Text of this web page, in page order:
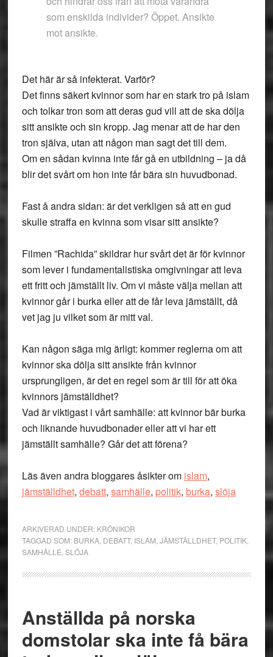
som enskilda individer? Öppet. Ansikte
mot ansikte.
Det här är så infekterat. Varför?
Det finns säkert kvinnor som har en stark tro på islam
och tolkar tron som att deras gud vill att de ska dölja
sitt ansikte och sin kropp. Jag menar att de har den
tron själva, utan att någon man sagt det till dem.
Om en sådan kvinna inte får gå en utbildning – ja då
blir det svårt om hon inte får bära sin huvudbonad.
Fast å andra sidan: är det verkligen så att en gud
skulle straffa en kvinna som visar sitt ansikte?
Filmen ”Rachida” skildrar hur svårt det är för kvinnor
som lever i fundamentalistiska omgivningar att leva
ett fritt och jämställt liv. Om vi måste välja mellan att
kvinnor går i burka eller att de får leva jämställt, då
vet jag ju vilket som är mitt val.
Kan någon säga mig ärligt: kommer reglerna om att
kvinnor ska dölja sitt ansikte från kvinnor
ursprungligen, är det en regel som är till för att öka
kvinnors jämställdhet?
Vad är viktigast i vårt samhälle: att kvinnor bär burka
och liknande huvudbonader eller att vi har ett
jämställt samhälle? Går det att förena?
Läs även andra bloggares åsikter om islam,
jämställdhet, debatt, samhälle, politik, burka, slöja
ARKIVERAD UNDER: KRÖNIKOR
TAGGAD SOM: BURKA, DEBATT, ISLAM JÄMSTÄLLDHET, POLITIK,
SAMHÄLLE SLÖJA
Anställda på norska
domstolar ska inte få bära